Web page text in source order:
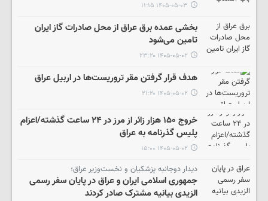
۱۴۰۵-۰۵-۰۳ ۱۱:۱۵
بخشی عمده برق عراق از محل صادرات گاز ایران
تامین می‌شود
۱۴۰۵-۰۵-۰۲ ۲۳:۲۰
هدف قرار گرفتن مقر تروریست‌ها در اربیل عراق
۱۴۰۵-۰۵-۰۲ ۲۱:۲۰
خروج ۱۵۰ هزار زائر از مرز در ۲۴ ساعت گذشته/اعزام
پلیس گذرنامه به عراق
۱۴۰۵-۰۵-۰۲ ۱۵:۰۰
دیدار دوجانبه پزشکیان و نخست‌وزیر عراق؛
جمهوری اسلامی ایران و عراق در پایان سفر رسمی
الزیدی بیانیه مشترک صادر کردند